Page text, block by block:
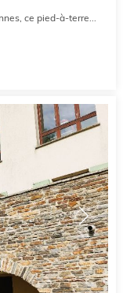
ce pied-à-terre...